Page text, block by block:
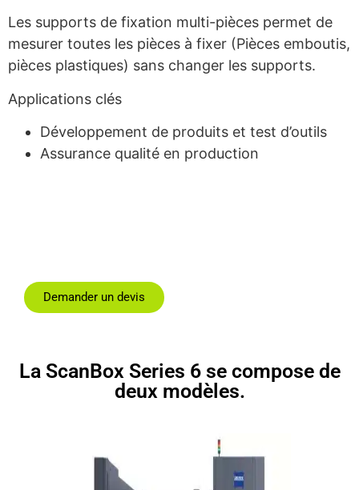
Les supports de fixation multi-pièces permet de
mesurer toutes les pièces à fixer (Pièces emboutis,
pièces plastiques) sans changer les supports.
Applications clés
Développement de produits et test d’outils
Assurance qualité en production
Demander un devis
La ScanBox Series 6 se compose de
deux modèles.